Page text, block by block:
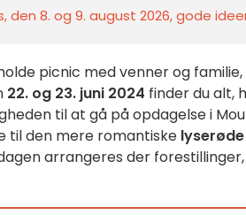
den 8. og 9. august 2026, gode
picnic med venner og familie,
22. og 23. juni 2024 finder du alt,
til at gå på opdagelse i
til den mere romantiske lyserøde
arrangeres der